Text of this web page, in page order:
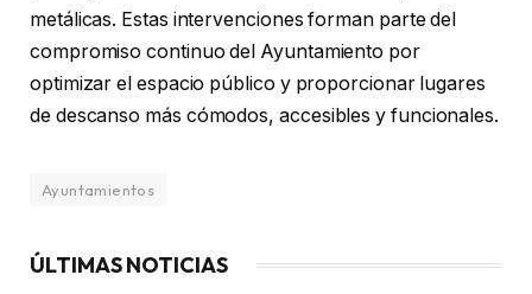
metálicas. Estas intervenciones forman parte del
compromiso continuo del Ayuntamiento por
optimizar el espacio público y proporcionar lugares
de descanso más cómodos, accesibles y funcionales.
Ayuntamientos
ÚLTIMAS NOTICIAS